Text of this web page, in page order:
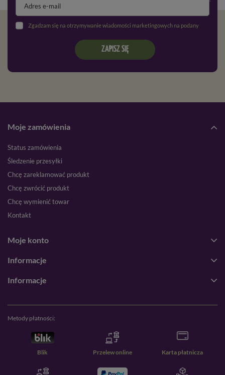
Zgadzam się na otrzymywanie wiadomości marketingowych na podany adres e-mail oraz przetwarzanie danych osobowych zgodnie z
ZAPISZ SIĘ
Moje zamówienia
Status zamówienia
Śledzenie przesyłki
Chcę zareklamować produkt
Chcę zwrócić produkt
Chcę wymienić towar
Kontakt
Moje konto
Informacje
Informacje
Metody płatności:
Blik Przelew online Karta płatnicza